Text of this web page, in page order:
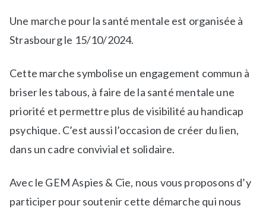
b
l
a
n
e
s
i
q
é
S
t
e
s
Une marche pour la santé mentale est organisée à
Strasbourg le 15/10/2024.
Cette marche symbolise un engagement commun à
briser les tabous, à faire de la santé mentale une
priorité et permettre plus de visibilité au handicap
psychique. C’est aussi l’occasion de créer du lien,
dans un cadre convivial et solidaire.
Avec le GEM Aspies & Cie, nous vous proposons d’y
participer pour soutenir cette démarche qui nous